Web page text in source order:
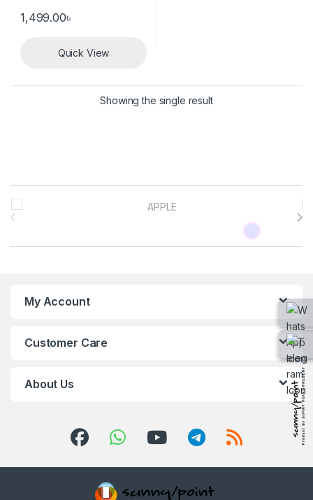
1,499.00৳
Quick View
Showing the single result
Brands Carousel
My Account
Customer Care
About Us